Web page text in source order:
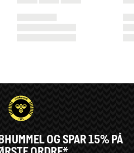
OG SPAR 15% PÅ